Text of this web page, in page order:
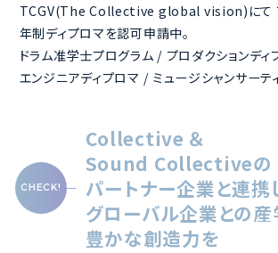
TCGV(The Collective global vision)にて
年制ディプロマを認可申請中。
ドラム准学士プログラム / プロダクションデ
エンジニアディプロマ / ミュージシャンサーテ
Collective ＆
Sound Collectiveの
パートナー企業と連携
グローバル企業との産
豊かな創造力を